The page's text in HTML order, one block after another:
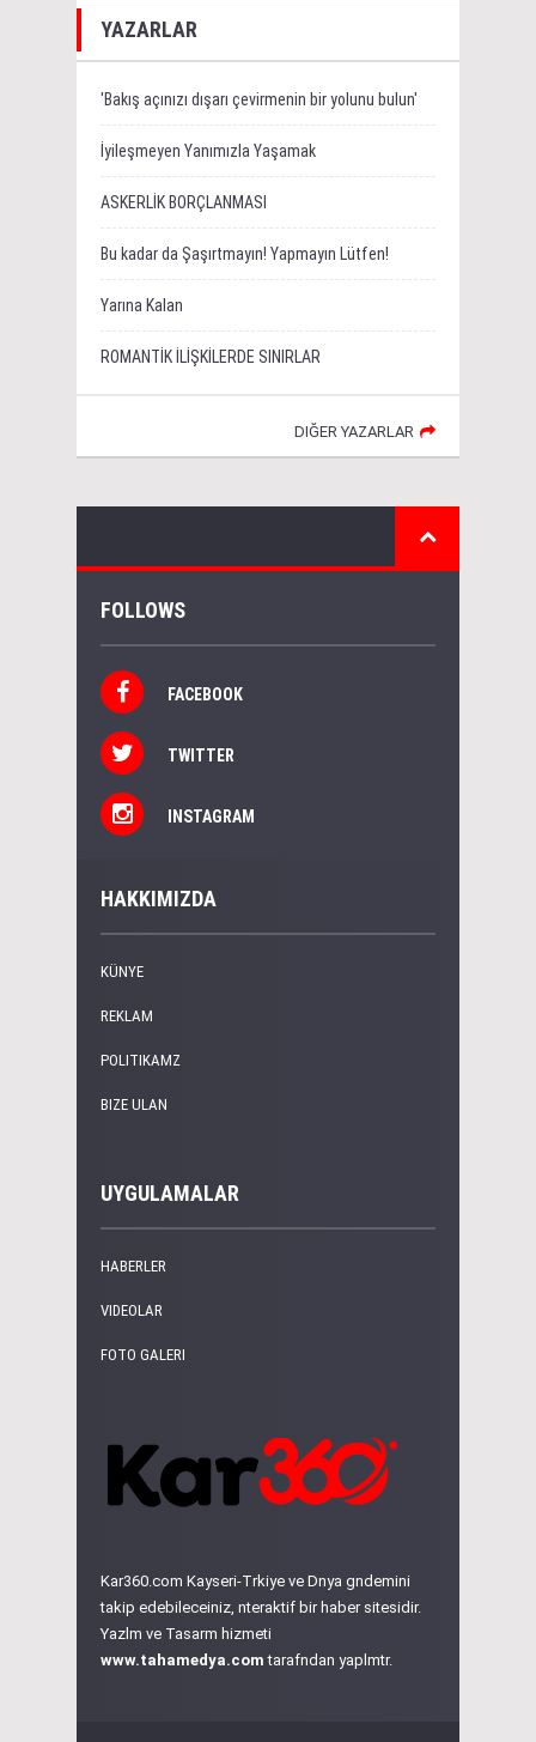
YAZARLAR
'Bakış açınızı dışarı çevirmenin bir yolunu bulun'
İyileşmeyen Yanımızla Yaşamak
ASKERLİK BORÇLANMASI
Bu kadar da Şaşırtmayın! Yapmayın Lütfen!
Yarına Kalan
ROMANTİK İLİŞKİLERDE SINIRLAR
DIĞER YAZARLAR
FOLLOWS
FACEBOOK
TWITTER
INSTAGRAM
HAKKIMIZDA
KÜNYE
REKLAM
POLITIKAMZ
BIZE ULAN
UYGULAMALAR
HABERLER
VIDEOLAR
FOTO GALERI
Kar360.com Kayseri-Trkiye ve Dnya gndemini
takip edebileceiniz, nteraktif bir haber sitesidir.
Yazlm ve Tasarm hizmeti
www.tahamedya.com tarafndan yaplmtr.